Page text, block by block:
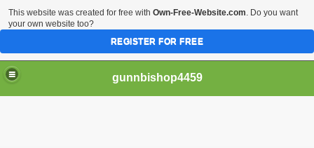
gunnbishop4459
This website was created for free with Own-Free-Website.com. Do you want
your own website too?
REGISTER FOR FREE